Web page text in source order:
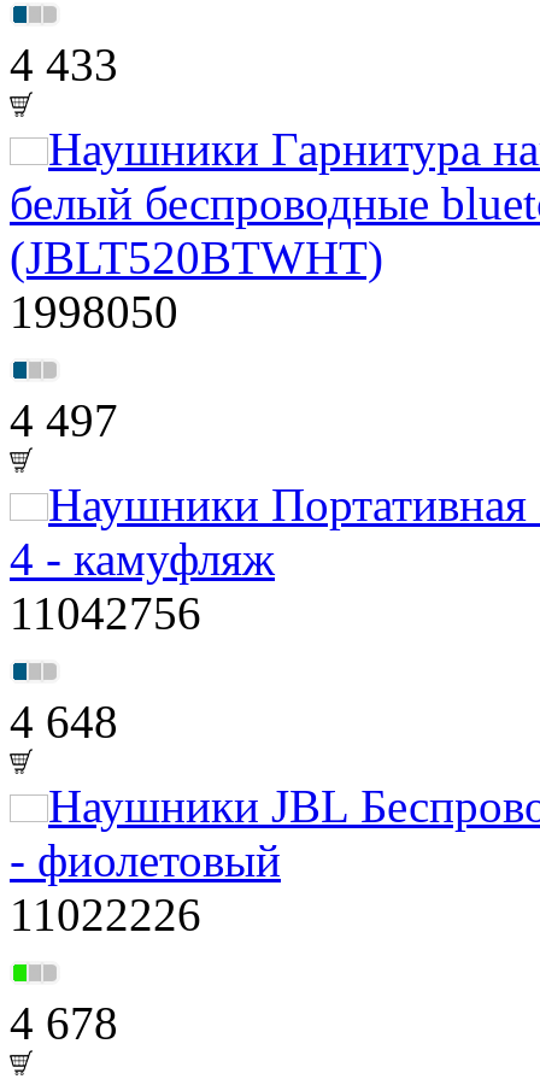
4 433
Наушники Гарнитура
белый беспроводные
(JBLT520BTWHT)
1998050
4 497
Наушники Портативная
4 - камуфляж
11042756
4 648
Наушники JBL
- фиолетовый
11022226
4 678